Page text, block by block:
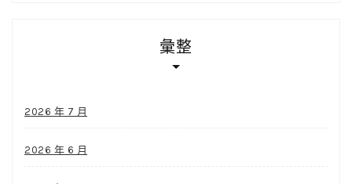
彙整
2026 年 7 月
2026 年 6 月